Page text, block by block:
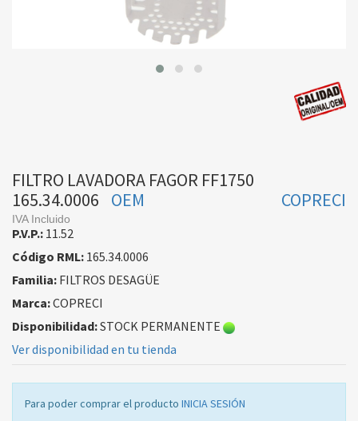
FILTRO LAVADORA FAGOR FF1750
165.34.0006
COPRECI
OEM
IVA Incluido
P.V.P.: 11.52
Código RML: 165.34.0006
Familia: FILTROS DESAGÜE
Marca:COPRECI
Disponibilidad:STOCK PERMANENTE
Ver disponibilidad en tu tienda
Para poder comprar el producto INICIA SESIÓN